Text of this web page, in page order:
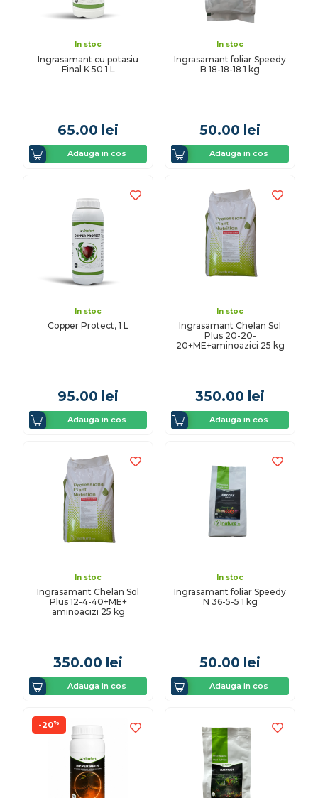
In stoc
Ingrasamant cu potasiu
Final K 50 1 L
65.00 lei
Adauga in cos
In stoc
Ingrasamant foliar Speedy
B 18-18-18 1 kg
50.00 lei
Adauga in cos
In stoc
Copper Protect, 1 L
95.00 lei
Adauga in cos
In stoc
Ingrasamant Chelan Sol
Plus 20-20-
20+ME+aminoazici 25 kg
350.00 lei
Adauga in cos
In stoc
Ingrasamant Chelan Sol
Plus 12-4-40+ME+
aminoacizi 25 kg
350.00 lei
Adauga in cos
In stoc
Ingrasamant foliar Speedy
N 36-5-5 1 kg
50.00 lei
Adauga in cos
-20%